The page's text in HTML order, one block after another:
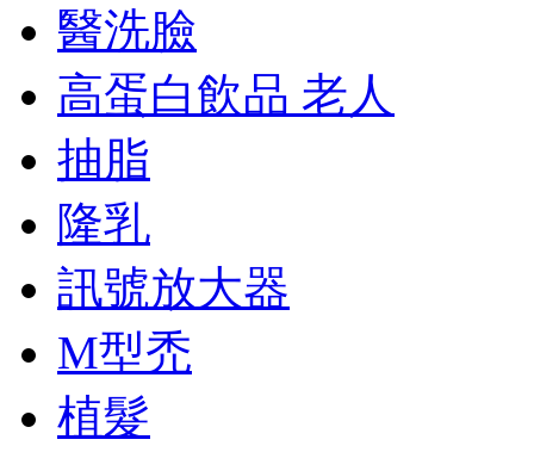
醫洗臉
高蛋白飲品 老人
抽脂
隆乳
訊號放大器
M型禿
植髮